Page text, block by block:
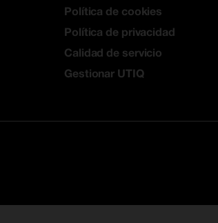
Política de cookies
Política de privacidad
Calidad de servicio
Gestionar UTIQ